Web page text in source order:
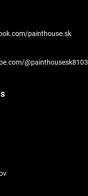
painthouse.sk
@painthousesk8103